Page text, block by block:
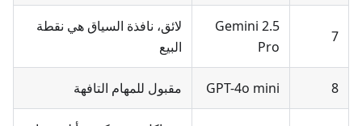
7
Gemini 2.5
Pro
لائق، نافذة السياق هي نقطة
البيع
8
GPT-4o mini مقبول للمهام التافهة